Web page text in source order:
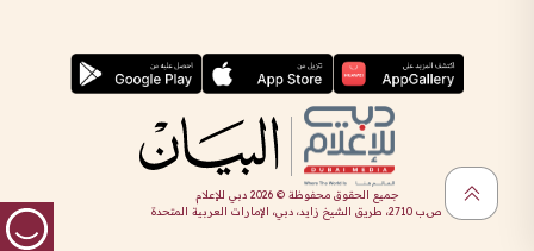
جميع الحقوق محفوظة ©2026 دبي للإعلام
ص.ب 2710، طريق الشيخ زايد، دبي، الإمارات العربية المتحدة